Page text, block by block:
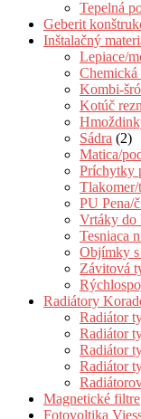
Tepelná
Geberit
Inštalačný
Lepiace/
Kombi-
Kotúč
Sádra (2)
Matica/
Príchytky
Tlakomer/
PU Pena/
Vrtáky do
Tesniaca
Objímky s
Závitová
Radiátory
Radiátor
Radiátor
Radiátor
Radiátor
Magnetické filtre
Fotovoltika